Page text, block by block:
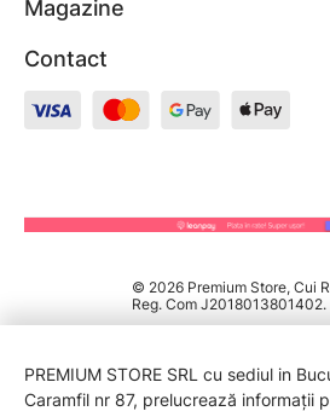
Magazine
Contact
© 2026 Premium Store, Cui
Reg. Com J2018013801402.
PREMIUM STORE SRL cu sediul in
Caramfil nr 87, prelucrează informații